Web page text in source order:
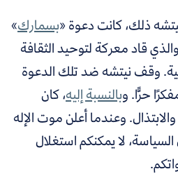
ذلك، كانت دعوة «بسمارك»
قاد معركة لتوحيد الثقافة
وقف نيتشه ضد تلك الدعوة
حرًّا. وبالنسبة إليه، كان
وعندما أعلن موت الإله
لا يمكنكم استغلال